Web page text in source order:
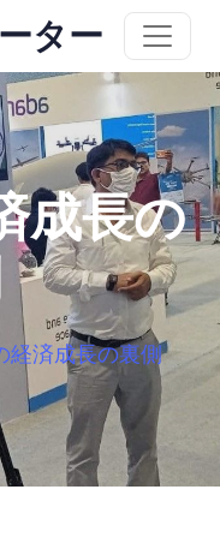
ター
成長の
経済成長の裏側